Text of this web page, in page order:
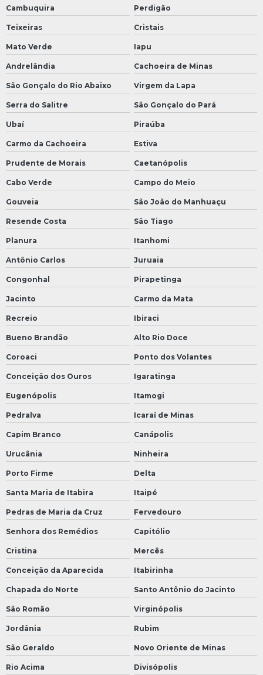
Cambuquira Perdigão
Teixeiras Cristais
Mato Verde Iapu
Andrelândia Cachoeira de Minas
São Gonçalo do Rio Abaixo Virgem da Lapa
Serra do Salitre São Gonçalo do Pará
Ubaí Piraúba
Carmo da Cachoeira Estiva
Prudente de Morais Caetanópolis
Cabo Verde Campo do Meio
Gouveia São João do Manhuaçu
Resende Costa São Tiago
Planura Itanhomi
Antônio Carlos Juruaia
Congonhal Pirapetinga
Jacinto Carmo da Mata
Recreio Ibiraci
Bueno Brandão Alto Rio Doce
Coroaci Ponto dos Volantes
Conceição dos Ouros Igaratinga
Eugenópolis Itamogi
Pedralva Icaraí de Minas
Capim Branco Canápolis
Urucânia Ninheira
Porto Firme Delta
Santa Maria de Itabira Itaipé
Pedras de Maria da Cruz Fervedouro
Senhora dos Remédios Capitólio
Cristina Mercês
Conceição da Aparecida Itabirinha
Chapada do Norte Santo Antônio do Jacinto
São Romão Virginópolis
Jordânia Rubim
São Geraldo Novo Oriente de Minas
Rio Acima Divisópolis